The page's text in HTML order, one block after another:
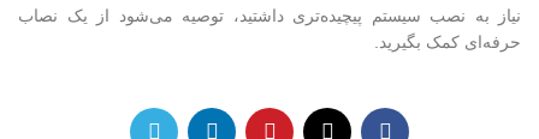
نیاز به نصب سیستم پیچیده‌تری داشتید، توصیه می‌شود از یک نصاب
حرفه‌ای کمک بگیرید.